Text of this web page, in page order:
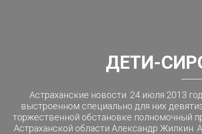
ДЕТИ-
Астраханские новости. 24 июля 2013
выстроенном специально для них
торжественной обстановке полномочный
Астраханской области Александр Жилкин.